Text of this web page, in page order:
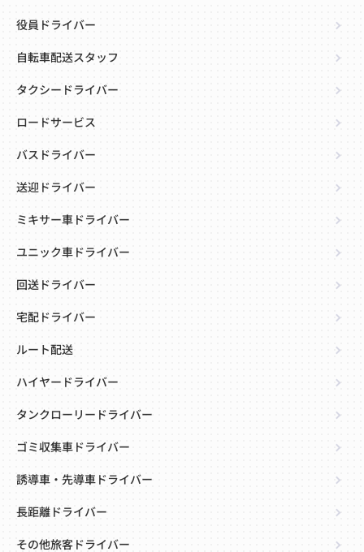
役員ドライバー
自転車配送スタッフ
タクシードライバー
ロードサービス
バスドライバー
送迎ドライバー
ミキサー車ドライバー
ユニック車ドライバー
回送ドライバー
宅配ドライバー
ルート配送
ハイヤードライバー
タンクローリードライバー
ゴミ収集車ドライバー
誘導車・先導車ドライバー
長距離ドライバー
その他旅客ドライバー